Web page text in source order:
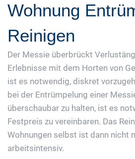
Wohnung
Reinigen
Der Messie überbrückt
Erlebnisse mit dem Horten von
ist es notwendig, diskret
bei der Entrümpelung einer
überschaubar zu halten, ist es
Festpreis zu vereinbaren. Das
Wohnungen selbst ist dann nicht
arbeitsintensiv.